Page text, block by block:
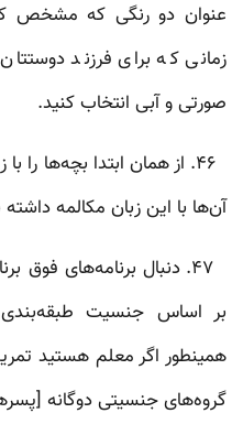
عنوان دو رنگی که مشخص
زمانی که برای فرزند
صورتی و آبی انتخاب کنید.
۴۶. از همان ابتدا بچه‌ها
آن‌ها با این زبان مکالمه داشته
۴۷. دنبال برنامه‌های فوق
بر اساس جنسیت
همینطور اگر معلم هستید
گروه‌های جنسیتی دوگانه